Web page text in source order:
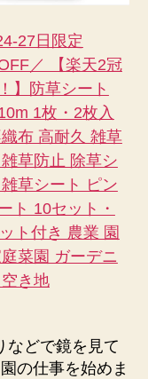
27日限定
／ 【楽天2冠
】防草シート
1枚・2枚入
織布 高耐久 雑草
草防止 除草シ
草シート ピン
ト 10セット・
ト付き 農業 園
菜園 ガーデニ
き地
などで鏡を見て
の仕事を始めま